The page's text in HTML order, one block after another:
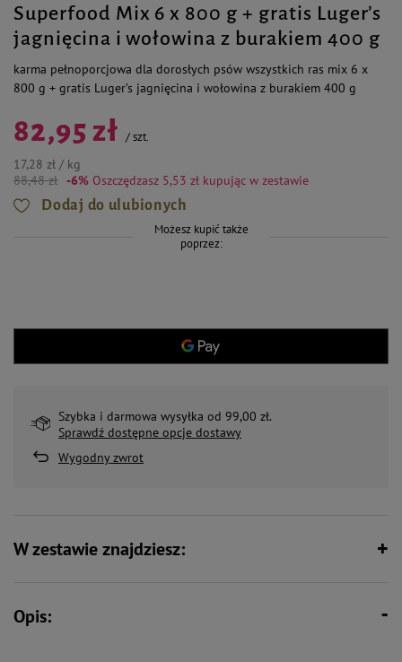
Superfood Mix 6 x 800 g + gratis Luger’s
jagnięcina i wołowina z burakiem 400 g
karma pełnoporcjowa dla dorosłych psów wszystkich ras mix 6 x
800 g + gratis Luger’s jagnięcina i wołowina z burakiem 400 g
82,95 zł /szt.
17,28 zł / kg
88,48 zł -6% Oszczędzasz 5,53 zł kupując w zestawie
Dodaj do ulubionych
Możesz kupić także
poprzez:
Szybka i darmowa wysyłka od 99,00 zł.
Sprawdź dostępne opcje dostawy
Wygodny zwrot
W zestawie znajdziesz:
Opis: